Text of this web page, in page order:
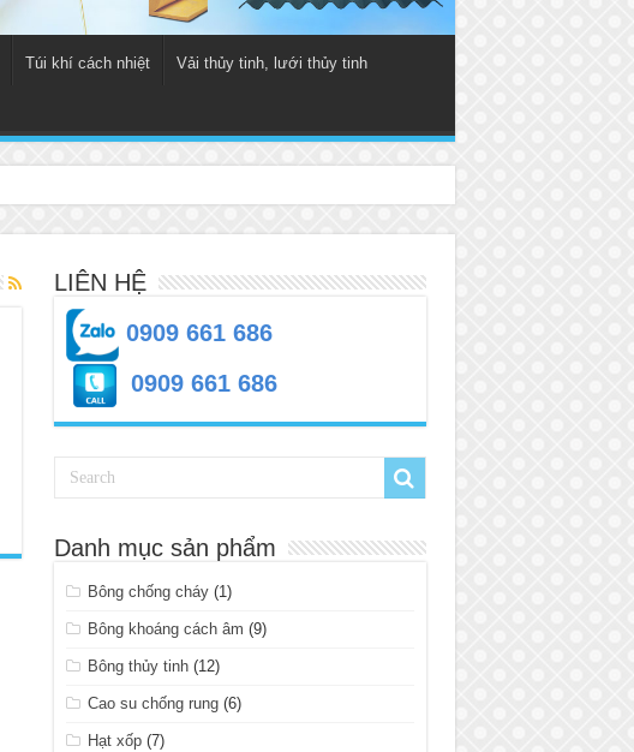
Túi khí cách nhiệt Vải thủy tinh, lưới thủy tinh
LIÊN HỆ
0909 661 686
0909 661 686
Danh mục sản phẩm
Bông chống cháy (1)
Bông khoáng cách âm (9)
Bông thủy tinh (12)
Cao su chống rung (6)
Hạt xốp (7)